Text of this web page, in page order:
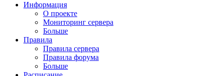
Информация
О проекте
Мониторинг сервера
Больше
Правила
Правила сервера
Правила форума
Больше